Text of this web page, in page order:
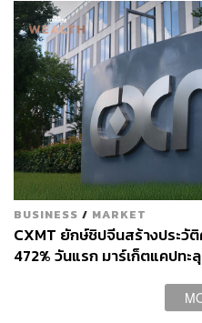
BUSINESS / MARKET
CXMT ยักษ์ชิปจีนสร้างประวั
472% วันแรก มาร์เก็ตแคปทะ